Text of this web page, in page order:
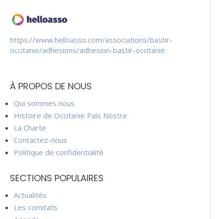
https://www.helloasso.com/associations/bastir-
occitanie/adhesions/adhesion-bastir-occitanie
À PROPOS DE NOUS
Qui sommes nous
Histoire de Occitanie País Nòstre
La Charte
Contactez-nous
Politique de confidentialité
SECTIONS POPULAIRES
Actualités
Les comitats